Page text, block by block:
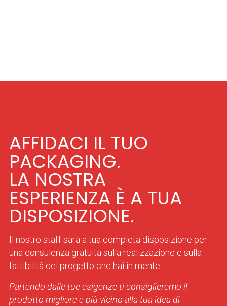
AFFIDACI IL TUO
PACKAGING.
LA NOSTRA
ESPERIENZA È A TUA
DISPOSIZIONE.
Il nostro staff sarà a tua completa disposizione per
una consulenza gratuita sulla realizzazione e sulla
fattibilità del progetto che hai in mente.
Partendo dalle tue esigenze ti consiglieremo il
prodotto migliore e più vicino alla tua idea di